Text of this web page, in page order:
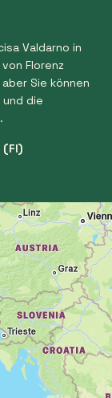
Valdarno in
Florenz
Sie können
die